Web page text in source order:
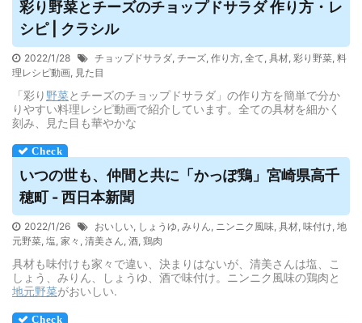
彩り野菜とチーズのチョップドサラダ 作り方・レ
シピ | クラシル
2022/1/28 チョップドサラダ, チーズ, 作り方, 全て, 具材, 彩り野菜, 料
理レシピ動画, 見た目
「彩り 野菜とチーズのチョップドサラダ」の作り方を簡単で分か
りやすい料理レシピ動画で紹介しています。全ての具材を細かく
刻み、見た目も華やかな
いつの世も、仲間と共に「かっぽ鶏」宮崎県高千
穂町 - 西日本新聞
2022/1/26 おいしい, しょうゆ, みりん, ニンニク風味, 具材, 味付け, 地
元野菜, 塩, 家々 , 清美さん, 酒, 鶏肉
具材も味付けも家々で違い、決まりはないが、清美さんは塩、こ
しょう、みりん、しょうゆ、酒で味付け。ニンニク風味の鶏肉と
地元野菜がおいしい.